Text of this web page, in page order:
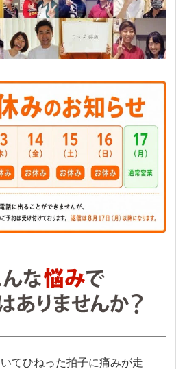
てひねった拍子に痛みが走